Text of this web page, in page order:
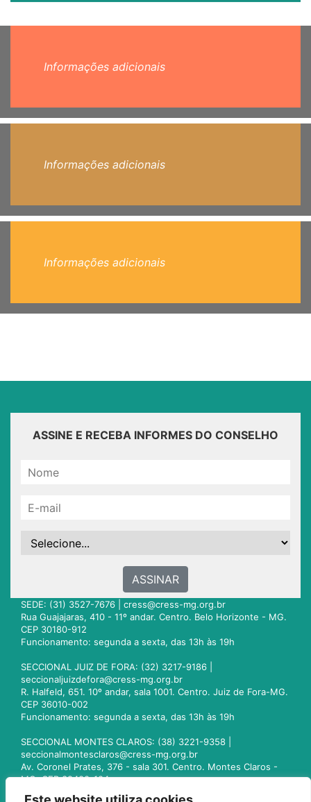
Informações adicionais
Informações adicionais
Informações adicionais
ASSINE E RECEBA INFORMES DO CONSELHO
ASSINAR
SEDE: (31) 3527-7676 | cress@cress-mg.org.br
Rua Guajajaras, 410 - 11º andar. Centro. Belo Horizonte - MG.
CEP 30180-912
Funcionamento: segunda a sexta, das 13h às 19h
SECCIONAL JUIZ DE FORA: (32) 3217-9186 |
seccionaljuizdefora@cress-mg.org.br
R. Halfeld, 651. 10º andar, sala 1001. Centro. Juiz de Fora-MG.
CEP 36010-002
Funcionamento: segunda a sexta, das 13h às 19h
SECCIONAL MONTES CLAROS: (38) 3221-9358 |
seccionalmontesclaros@cress-mg.org.br
Av. Coronel Prates, 376 - sala 301. Centro. Montes Claros -
MG. CEP 39400-104